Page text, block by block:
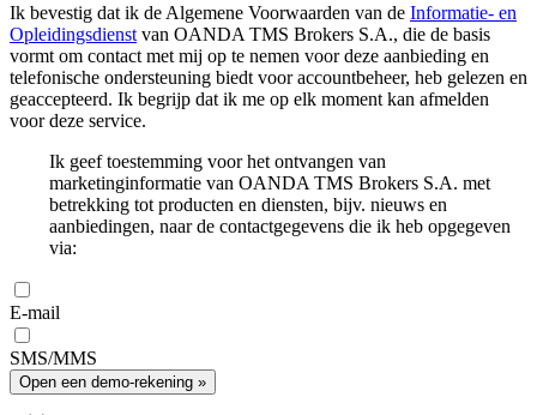
Ik bevestig dat ik de Algemene Voorwaarden van de Informatie- en
Opleidingsdienst van OANDA TMS Brokers S.A., die de basis
vormt om contact met mij op te nemen voor deze aanbieding en
telefonische ondersteuning biedt voor accountbeheer, heb gelezen en
geaccepteerd. Ik begrijp dat ik me op elk moment kan afmelden
voor deze service.
Ik geef toestemming voor het ontvangen van
marketinginformatie van OANDA TMS Brokers S.A. met
betrekking tot producten en diensten, bijv. nieuws en
aanbiedingen, naar de contactgegevens die ik heb opgegeven
via:
E-mail
SMS/MMS
Open een demo-rekening »